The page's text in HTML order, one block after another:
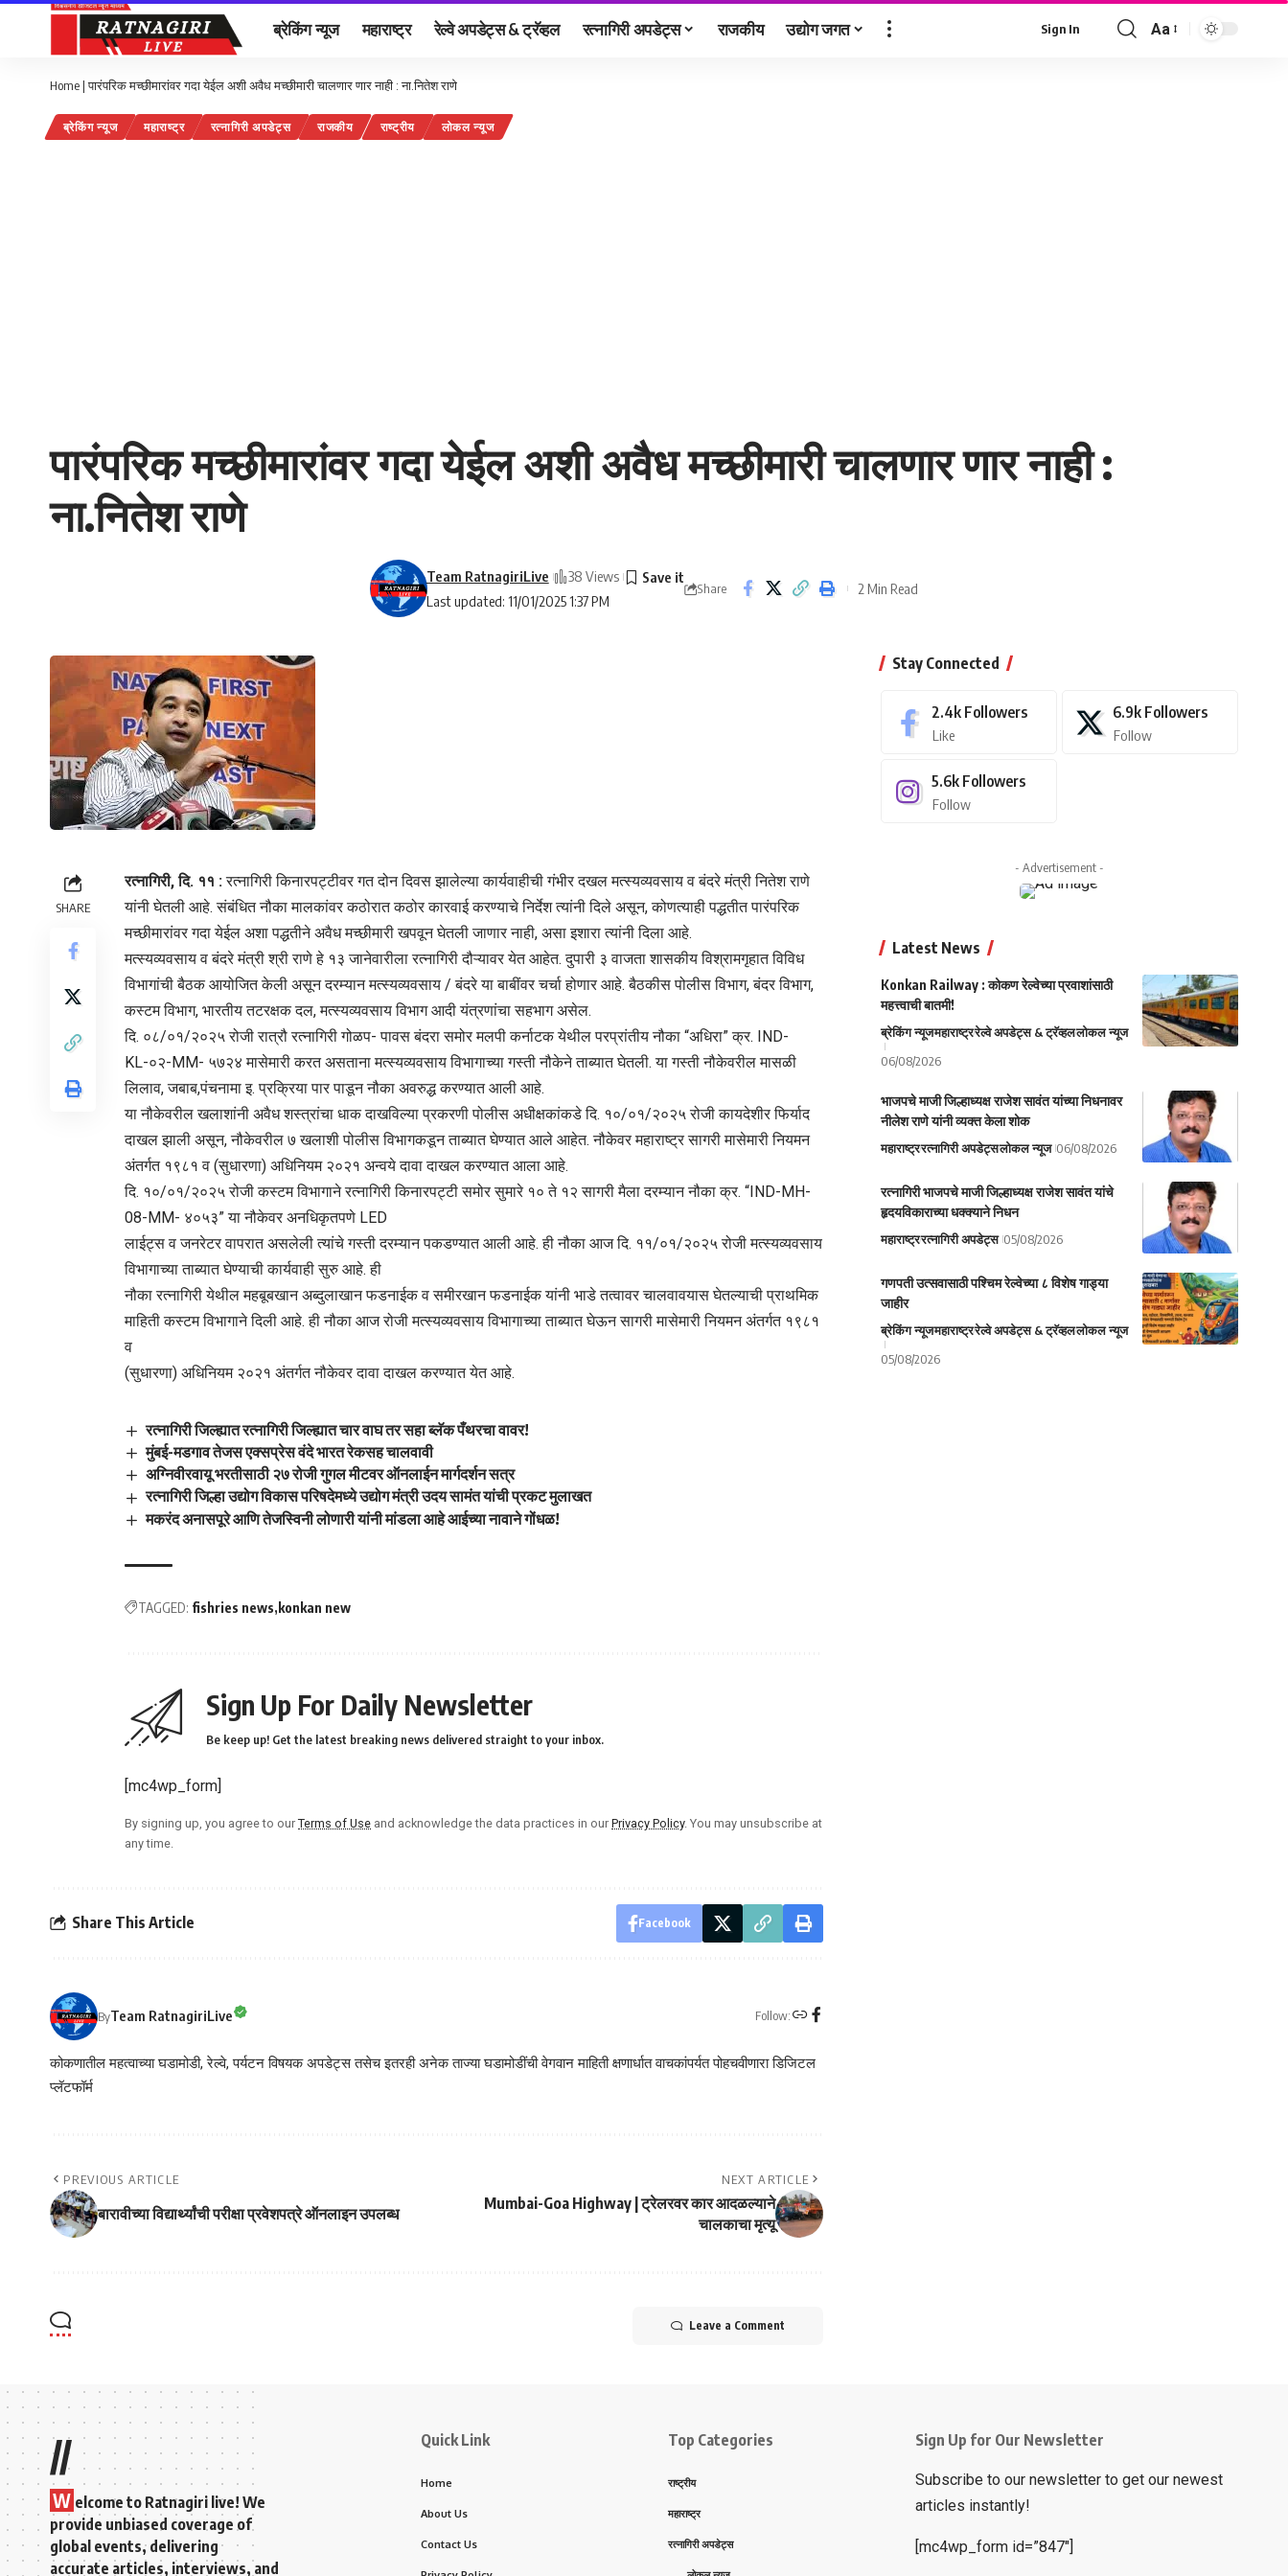
ब्रेकिंग न्यूज महाराष्ट्र रेल्वे अपडेट्स & ट्रॅव्हल रत्नागिरी अपडेट्स राजकीय उद्योग जगत Sign In
Font
Aa
Home |पारंपरिक मच्छीमारांवर गदा येईल अशी अवैध मच्छीमारी चालणार णार नाही : ना.नितेश राणे
ब्रेकिंग न्यूज महाराष्ट्र रत्नागिरी अपडेट्स राजकीय राष्ट्रीय लोकल न्यूज
पारंपरिक मच्छीमारांवर गदा येईल अशी अवैध मच्छीमारी चालणार णार नाही :
ना.नितेश राणे
Last updated: 11/01/2025 1:37 PM
Team RatnagiriLive 38 Views
Share 2 Min Read
SHARE
रत्नागिरी, दि. ११ :रत्नागिरी किनारपट्टीवर गत दोन दिवस झालेल्या कार्यवाहीची गंभीर दखल मत्स्यव्यवसाय व बंदरे मंत्री नितेश राणे
यांनी घेतली आहे. संबंधित नौका मालकांवर कठोरात कठोर कारवाई करण्याचे निर्देश त्यांनी दिले असून, कोणत्याही पद्धतीत पारंपरिक
मच्छीमारांवर गदा येईल अशा पद्धतीने अवैध मच्छीमारी खपवून घेतली जाणार नाही, असा इशारा त्यांनी दिला आहे.
मत्स्यव्यवसाय व बंदरे मंत्री श्री राणे हे १३ जानेवारीला रत्नागिरी दौऱ्यावर येत आहेत. दुपारी ३ वाजता शासकीय विश्रामगृहात विविध
विभागांची बैठक आयोजित केली असून दरम्यान मत्स्यव्यवसाय / बंदरे या बाबींवर चर्चा होणार आहे. बैठकीस पोलीस विभाग, बंदर विभाग,
कस्टम विभाग, भारतीय तटरक्षक दल, मत्स्यव्यवसाय विभाग आदी यंत्रणांचा सहभाग असेल.
दि. ०८/०१/२०२५ रोजी रात्रौ रत्नागिरी गोळप- पावस बंदरा समोर मलपी कर्नाटक येथील परप्रांतीय नौका “अधिरा” क्र. IND-
KL-०२-MM- ५७२४ मासेमारी करत असताना मत्स्यव्यवसाय विभागाच्या गस्ती नौकेने ताब्यात घेतली. या गस्ती नौकेवरील मासळी
लिलाव, जबाब,पंचनामा इ. प्रक्रिया पार पाडून नौका अवरुद्ध करण्यात आली आहे.
या नौकेवरील खलाशांनी अवैध शस्त्रांचा धाक दाखविल्या प्रकरणी पोलीस अधीक्षकांकडे दि. १०/०१/२०२५ रोजी कायदेशीर फिर्याद
दाखल झाली असून, नौकेवरील ७ खलाशी पोलीस विभागकडून ताब्यात घेण्यात आले आहेत. नौकेवर महाराष्ट्र सागरी मासेमारी नियमन
अंतर्गत १९८१ व (सुधारणा) अधिनियम २०२१ अन्वये दावा दाखल करण्यात आला आहे.
दि. १०/०१/२०२५ रोजी कस्टम विभागाने रत्नागिरी किनारपट्टी समोर सुमारे १० ते १२ सागरी मैला दरम्यान नौका क्र. “IND-MH-
08-MM- ४०५३” या नौकेवर अनधिकृतपणे LED
लाईट्स व जनरेटर वापरात असलेली त्यांचे गस्ती दरम्यान पकडण्यात आली आहे. ही नौका आज दि. ११/०१/२०२५ रोजी मत्स्यव्यवसाय
विभागाच्या ताब्यात घेण्याची कार्यवाही सुरु आहे. ही
नौका रत्नागिरी येथील महबूबखान अब्दुलाखान फडनाईक व समीरखान फडनाईक यांनी भाडे तत्वावर चालवावयास घेतल्याची प्राथमिक
माहिती कस्टम विभागाने दिली आहे. ही नौका आज रोजी मत्स्यव्यवसाय विभागाच्या ताब्यात घेऊन सागरी मासेमारी नियमन अंतर्गत १९८१
व
(सुधारणा) अधिनियम २०२१ अंतर्गत नौकेवर दावा दाखल करण्यात येत आहे.
रत्नागिरी जिल्ह्यात रत्नागिरी जिल्ह्यात चार वाघ तर सहा ब्लॅक पँथरचा वावर!
मुंबई-मडगाव तेजस एक्सप्रेस वंदे भारत रेकसह चालवावी
अग्निवीरवायू भरतीसाठी २७ रोजी गुगल मीटवर ऑनलाईन मार्गदर्शन सत्र
रत्नागिरी जिल्हा उद्योग विकास परिषदेमध्ये उद्योग मंत्री उदय सामंत यांची प्रकट मुलाखत
मकरंद अनासपूरे आणि तेजस्विनी लोणारी यांनी मांडला आहे आईच्या नावाने गोंधळ!
TAGGED: fishries news konkan new
Sign Up For Daily Newsletter
Be keep up! Get the latest breaking news delivered straight to your inbox.
[mc4wp_form]
By signing up, you agree to our Terms of Use and acknowledge the data practices in our Privacy Policy. You may unsubscribe at
any time.
Share This Article Facebook
ByTeam RatnagiriLive Follow:
कोकणातील महत्वाच्या घडामोडी, रेल्वे, पर्यटन विषयक अपडेट्स तसेच इतरही अनेक ताज्या घडामोडींची वेगवान माहिती क्षणार्धात वाचकांपर्यत पोहचवीणारा डिजिटल
प्लॅटफॉर्म
PREVIOUS ARTICLE
बारावीच्या विद्यार्थ्यांची परीक्षा प्रवेशपत्रे ऑनलाइन उपलब्ध
NEXT ARTICLE
Mumbai-Goa Highway | ट्रेलरवर कार आदळल्याने
चालकाचा मृत्यू
Leave a Comment
Stay Connected
2.4k Followers
Like
6.9k Followers
Follow
5.6k Followers
Follow
- Advertisement -
Latest News
Konkan Railway : कोकण रेल्वेच्या प्रवाशांसाठी
महत्त्वाची बातमी!
ब्रेकिंग न्यूजमहाराष्ट्ररेल्वे अपडेट्स & ट्रॅव्हललोकल न्यूज
06/08/2026
भाजपचे माजी जिल्हाध्यक्ष राजेश सावंत यांच्या निधनावर
नीलेश राणे यांनी व्यक्त केला शोक
महाराष्ट्ररत्नागिरी अपडेट्सलोकल न्यूज 06/08/2026
रत्नागिरी भाजपचे माजी जिल्हाध्यक्ष राजेश सावंत यांचे
हृदयविकाराच्या धक्क्याने निधन
महाराष्ट्ररत्नागिरी अपडेट्स 05/08/2026
गणपती उत्सवासाठी पश्चिम रेल्वेच्या ८ विशेष गाड्या
जाहीर
ब्रेकिंग न्यूजमहाराष्ट्ररेल्वे अपडेट्स & ट्रॅव्हललोकल न्यूज
05/08/2026
//
W elcome to Ratnagiri live! We
provide unbiased coverage of
global events, delivering
accurate articles, interviews, and
Quick Link
Home
About Us
Contact Us
Top Categories
राष्ट्रीय
महाराष्ट्र
रत्नागिरी अपडेट्स
Sign Up for Our Newsletter
Subscribe to our newsletter to get our newest
articles instantly!
[mc4wp_form id=”847″]